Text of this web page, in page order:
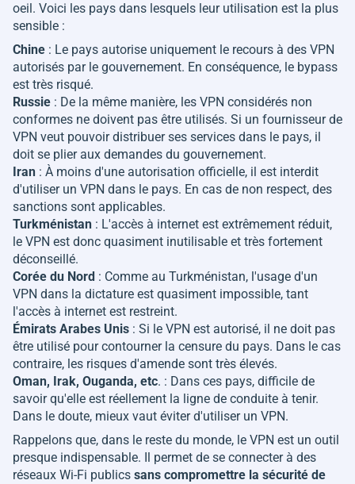
oeil. Voici les pays dans lesquels leur utilisation est la plus
sensible :
Chine : Le pays autorise uniquement le recours à des VPN
autorisés par le gouvernement. En conséquence, le bypass
est très risqué.
Russie : De la même manière, les VPN considérés non
conformes ne doivent pas être utilisés. Si un fournisseur de
VPN veut pouvoir distribuer ses services dans le pays, il
doit se plier aux demandes du gouvernement.
Iran : À moins d'une autorisation officielle, il est interdit
d'utiliser un VPN dans le pays. En cas de non respect, des
sanctions sont applicables.
Turkménistan : L'accès à internet est extrêmement réduit,
le VPN est donc quasiment inutilisable et très fortement
déconseillé.
Corée du Nord : Comme au Turkménistan, l'usage d'un
VPN dans la dictature est quasiment impossible, tant
l'accès à internet est restreint.
Émirats Arabes Unis : Si le VPN est autorisé, il ne doit pas
être utilisé pour contourner la censure du pays. Dans le cas
contraire, les risques d'amende sont très élevés.
Oman, Irak, Ouganda, etc. : Dans ces pays, difficile de
savoir qu'elle est réellement la ligne de conduite à tenir.
Dans le doute, mieux vaut éviter d'utiliser un VPN.
Rappelons que, dans le reste du monde, le VPN est un outil
presque indispensable. Il permet de se connecter à des
réseaux Wi-Fi publics sans compromettre la sécurité de